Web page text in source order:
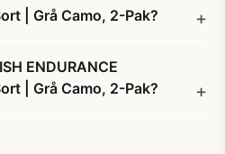
| Grå Camo, 2-Pak?
ENDURANCE
| Grå Camo, 2-Pak?